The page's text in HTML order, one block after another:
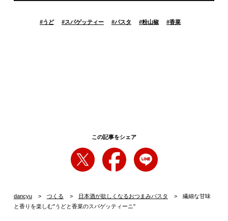
#うど #スパゲッティー #パスタ #粉山椒 #香菜
この記事をシェア
dancyu つくる 日本酒が欲しくなるおつまみパスタ
繊細な甘味
と香りを楽しむ"うどと香菜のスパゲッティーニ"